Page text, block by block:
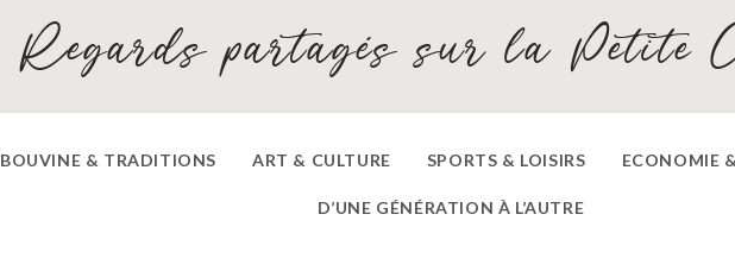
Regards partagés sur la Petite
BOUVINE & TRADITIONS ART & CULTURE SPORTS & LOISIRS ECONOMIE
D’UNE GÉNÉRATION À L’AUTRE